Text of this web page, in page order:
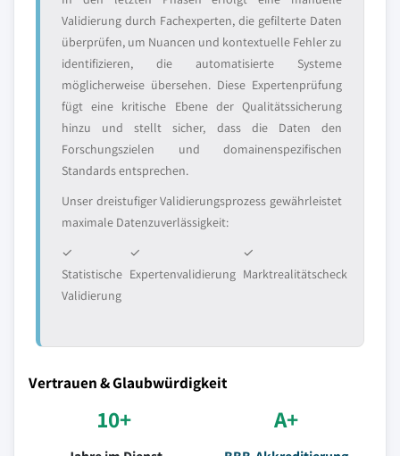
Validierung durch Fachexperten, die gefilterte Daten
überprüfen, um Nuancen und kontextuelle Fehler zu
identifizieren, die automatisierte Systeme
möglicherweise übersehen. Diese Expertenprüfung
fügt eine kritische Ebene der Qualitätssicherung
hinzu und stellt sicher, dass die Daten den
Forschungszielen und domainenspezifischen
Standards entsprechen.
Unser dreistufiger Validierungsprozess gewährleistet
maximale Datenzuverlässigkeit:
✓
Statistische
Validierung
✓
Expertenvalidierung
✓
Marktrealitätscheck
Vertrauen & Glaubwürdigkeit
10+ A+